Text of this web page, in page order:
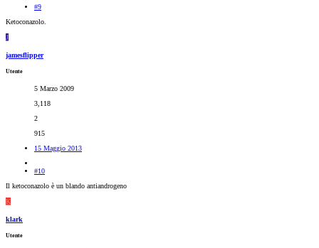
#9
Ketoconazolo.
J
jamesflipper
Utente
5 Marzo 2009
3,118
2
915
15 Maggio 2013
#10
Il ketoconazolo è un blando antiandrogeno
K
klark
Utente